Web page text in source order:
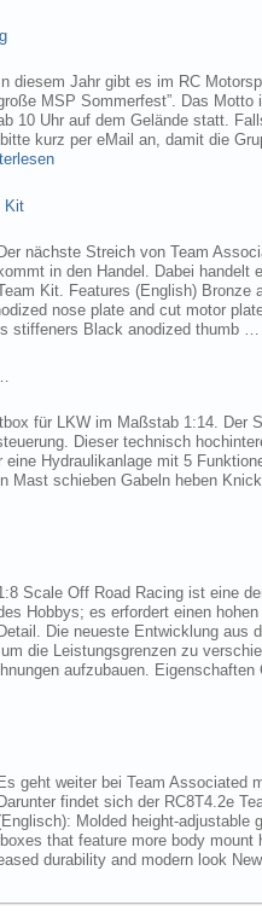
In diesem Jahr gibt es im RC
MSP Sommerfest”. Das Motto
10 Uhr auf dem Gelände statt.
kurz per eMail an, damit die
Kit
Der nächste Streich von Team
kommt in den Handel. Dabei handelt
Kit. Features (English) Bronze
nose plate and cut motor
stiffeners Black anodized thumb
für LKW im Maßstab 1:14. Der
Dieser technisch
Hydraulikanlage mit 5
Mast schieben Gabeln heben
Scale Off Road Racing ist eine
Hobbys; es erfordert einen
Detail. Die neueste Entwicklung aus
die Leistungsgrenzen zu
aufzubauen.
Es geht weiter bei Team Associated
Darunter findet sich der RC8T4.2e
Molded height-adjustable
that feature more body mount
durability and modern look